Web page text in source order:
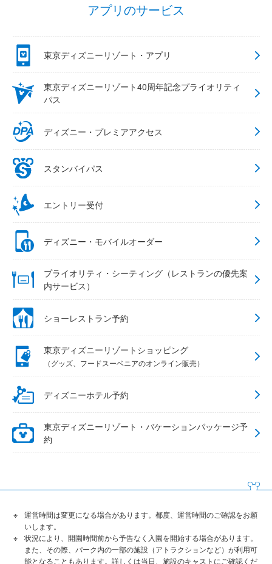
アプリのサービス
東京ディズニーリゾート・アプリ
東京ディズニーリゾート40周年記念プライオリティ
パス
ディズニー・プレミアアクセス
スタンバイパス
エントリー受付
ディズニー・モバイルオーダー
プライオリティ・シーティング（レストランの優先案
内サービス）
ショーレストラン予約
東京ディズニーリゾートショッピング
（グッズ、フードスーベニアのオンライン販売）
ディズニーホテル予約
東京ディズニーリゾート・バケーションパッケージ予
約
運営時間は変更になる場合があります。都度、運営時間のご確認をお願
いします。
状況により、開園時間前から予告なく入園を開始する場合があります。
また、その際、パーク内の一部の施設（アトラクションなど）が利用可
能となることもあります。詳しくは当日、施設のキャストにご確認くだ